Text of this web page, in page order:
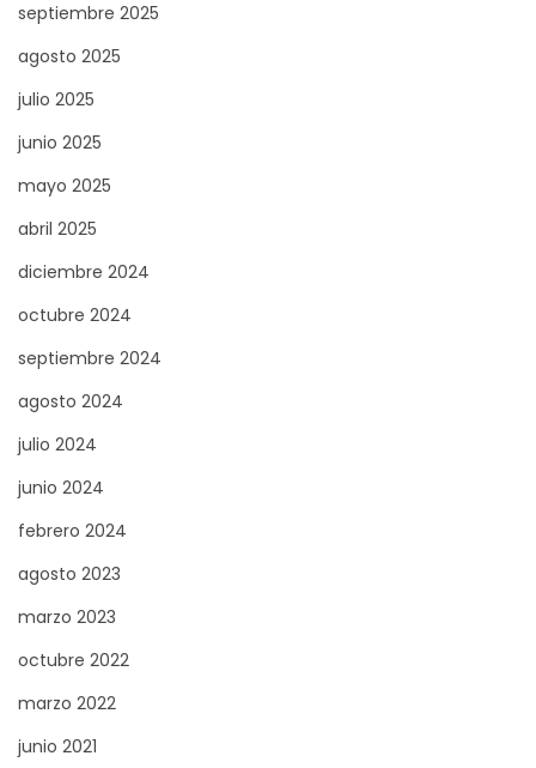
r
e
v
n
c
i
e
n
F
r
o
s
l
i
n
septiembre 2025
agosto 2025
julio 2025
junio 2025
mayo 2025
abril 2025
diciembre 2024
octubre 2024
septiembre 2024
agosto 2024
julio 2024
junio 2024
febrero 2024
agosto 2023
marzo 2023
octubre 2022
marzo 2022
junio 2021